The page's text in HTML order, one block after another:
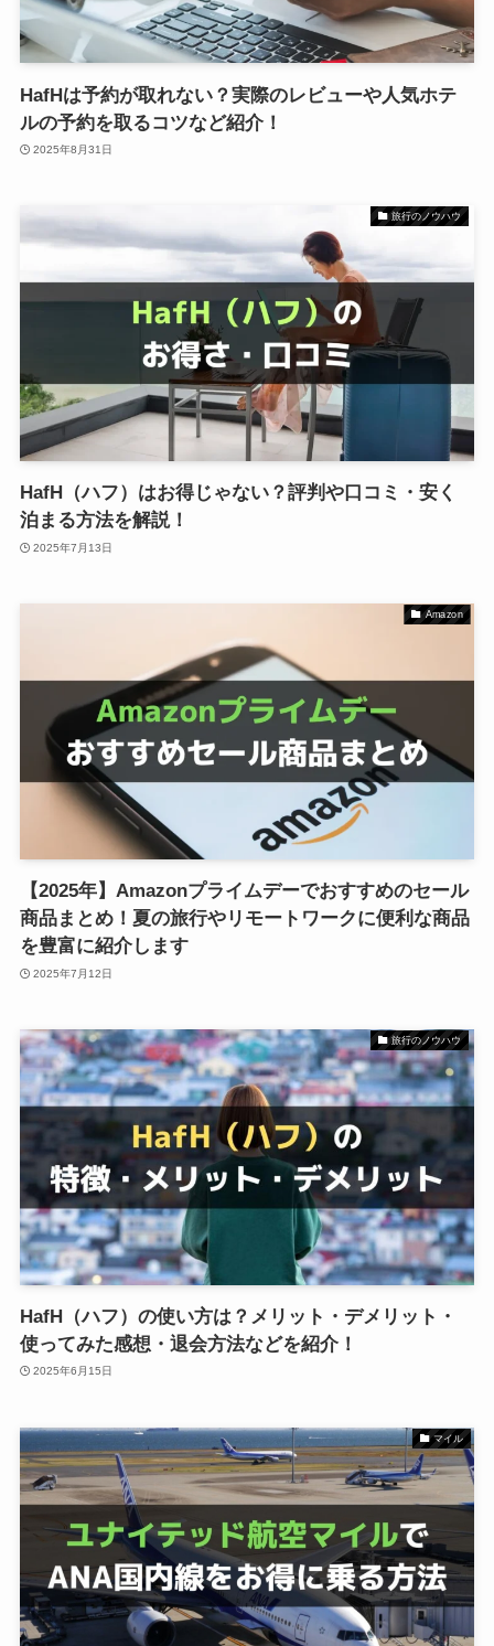
HafHは予約が取れない？実際のレビューや人気ホテ
ルの予約を取るコツなど紹介！
2025年8月31日
旅行のノウハウ
HafH（ハフ）はお得じゃない？評判や口コミ・安く
泊まる方法を解説！
2025年7月13日
Amazon
【2025年】Amazonプライムデーでおすすめのセール
商品まとめ！夏の旅行やリモートワークに便利な商品
を豊富に紹介します
2025年7月12日
旅行のノウハウ
HafH（ハフ）の使い方は？メリット・デメリット・
使ってみた感想・退会方法などを紹介！
2025年6月15日
マイル